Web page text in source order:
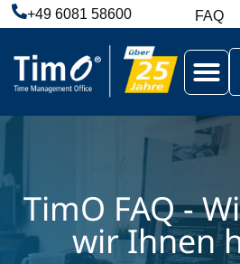
+49 6081 58600 FAQ
TimO FAQ -
wir Ihnen